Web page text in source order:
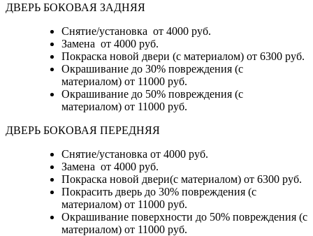
ДВЕРЬ БОКОВАЯ ЗАДНЯЯ
Снятие/установка от 4000 руб.
Замена от 4000 руб.
Покраска новой двери (с материалом) от 6300 руб.
Окрашивание до 30% повреждения (с
материалом) от 11000 руб.
Окрашивание до 50% повреждения (с
материалом) от 11000 руб.
ДВЕРЬ БОКОВАЯ ПЕРЕДНЯЯ
Снятие/установка от 4000 руб.
Замена от 4000 руб.
Покраска новой двери(с материалом) от 6300 руб.
Покрасить дверь до 30% повреждения (с
материалом) от 11000 руб.
Окрашивание поверхности до 50% повреждения (с
материалом) от 11000 руб.